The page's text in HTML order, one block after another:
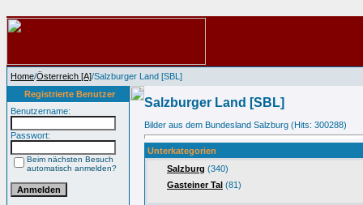
Home/Österreich [A]/Salzburger Land [SBL]
Registrierte Benutzer
Benutzername:
Passwort:
Beim nächsten Besuch
automatisch anmelden?
Salzburger Land [SBL]
Bilder aus dem Bundesland Salzburg (Hits: 300288)
Unterkategorien
Salzburg (340)
Gasteiner Tal (81)